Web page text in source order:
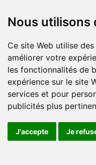
Nous utilisons
Ce site Web utilise
améliorer votre
les fonctionnalités de
expérience sur le site
services et pour
publicités plus
J'accepte Je